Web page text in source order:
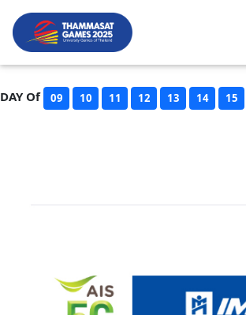
DAY Of 09 10 11 12 13 14 15